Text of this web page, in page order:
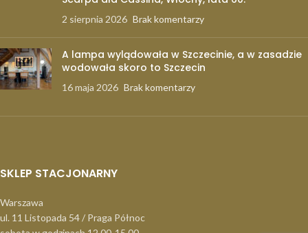
2 sierpnia 2026 Brak komentarzy
A lampa wylądowała w Szczecinie, a w zasadzie
wodowała skoro to Szczecin
16 maja 2026 Brak komentarzy
SKLEP STACJONARNY
Warszawa
ul. 11 Listopada 54 / Praga Północ